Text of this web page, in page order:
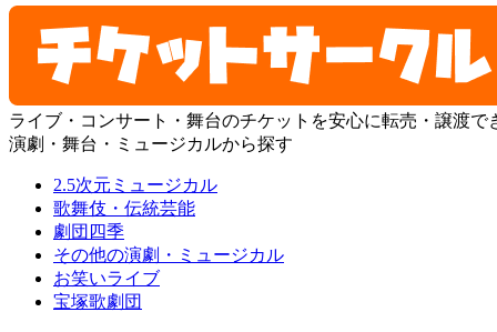
ライブ・コンサート・舞台のチケットを安心に転売・譲渡で
演劇・舞台・ミュージカルから探す
2.5次元ミュージカル
歌舞伎・伝統芸能
劇団四季
その他の演劇・ミュージカル
お笑いライブ
宝塚歌劇団